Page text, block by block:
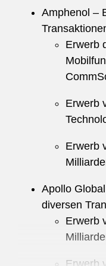
Paralegal
Generation
Deutschland.
Amphenol –
Erwerb
Erwerb
Erwerb
Apollo
diversen
Erwerb
Erwerb